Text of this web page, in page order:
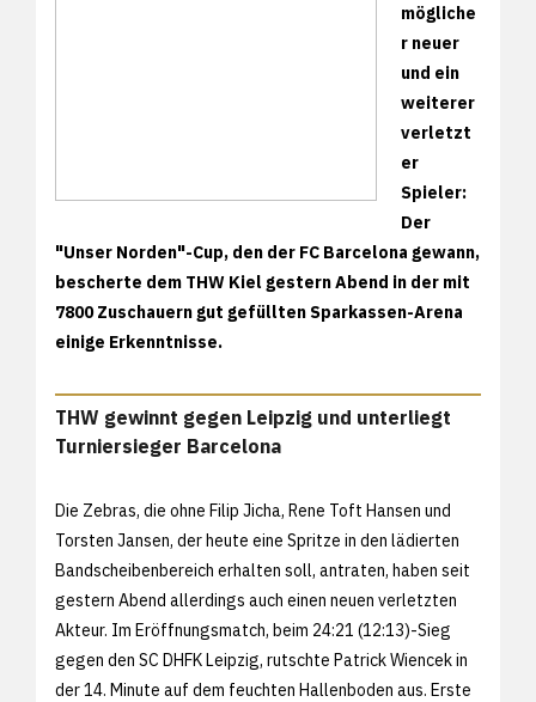
mögliche
r neuer
und ein
weiterer
verletzt
er
Spieler:
Der
"Unser Norden"-Cup, den der FC Barcelona gewann,
bescherte dem THW Kiel gestern Abend in der mit
7800 Zuschauern gut gefüllten Sparkassen-Arena
einige Erkenntnisse.
THW gewinnt gegen Leipzig und unterliegt
Turniersieger Barcelona
Die Zebras, die ohne Filip Jicha, Rene Toft Hansen und
Torsten Jansen, der heute eine Spritze in den lädierten
Bandscheibenbereich erhalten soll, antraten, haben seit
gestern Abend allerdings auch einen neuen verletzten
Akteur. Im Eröffnungsmatch, beim 24:21 (12:13)-Sieg
gegen den SC DHFK Leipzig, rutschte Patrick Wiencek in
der 14. Minute auf dem feuchten Hallenboden aus. Erste